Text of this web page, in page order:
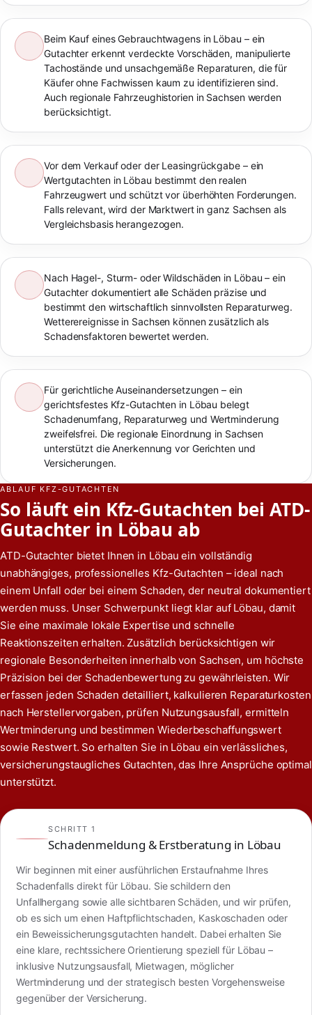
Beim Kauf eines Gebrauchtwagens in Löbau – ein
Gutachter erkennt verdeckte Vorschäden, manipulierte
Tachostände und unsachgemäße Reparaturen, die für
Käufer ohne Fachwissen kaum zu identifizieren sind.
Auch regionale Fahrzeughistorien in Sachsen werden
berücksichtigt.
Vor dem Verkauf oder der Leasingrückgabe – ein
Wertgutachten in Löbau bestimmt den realen
Fahrzeugwert und schützt vor überhöhten Forderungen.
Falls relevant, wird der Marktwert in ganz Sachsen als
Vergleichsbasis herangezogen.
Nach Hagel-, Sturm- oder Wildschäden in Löbau – ein
Gutachter dokumentiert alle Schäden präzise und
bestimmt den wirtschaftlich sinnvollsten Reparaturweg.
Wetterereignisse in Sachsen können zusätzlich als
Schadensfaktoren bewertet werden.
Für gerichtliche Auseinandersetzungen – ein
gerichtsfestes Kfz-Gutachten in Löbau belegt
Schadenumfang, Reparaturweg und Wertminderung
zweifelsfrei. Die regionale Einordnung in Sachsen
unterstützt die Anerkennung vor Gerichten und
Versicherungen.
ABLAUF KFZ-GUTACHTEN
So läuft ein Kfz-Gutachten bei ATD-
Gutachter in Löbau ab
ATD-Gutachter bietet Ihnen in Löbau ein vollständig
unabhängiges, professionelles Kfz-Gutachten – ideal nach
einem Unfall oder bei einem Schaden, der neutral dokumentiert
werden muss. Unser Schwerpunkt liegt klar auf Löbau, damit
Sie eine maximale lokale Expertise und schnelle
Reaktionszeiten erhalten. Zusätzlich berücksichtigen wir
regionale Besonderheiten innerhalb von Sachsen, um höchste
Präzision bei der Schadenbewertung zu gewährleisten. Wir
erfassen jeden Schaden detailliert, kalkulieren Reparaturkosten
nach Herstellervorgaben, prüfen Nutzungsausfall, ermitteln
Wertminderung und bestimmen Wiederbeschaffungswert
sowie Restwert. So erhalten Sie in Löbau ein verlässliches,
versicherungstaugliches Gutachten, das Ihre Ansprüche optimal
unterstützt.
SCHRITT 1
Schadenmeldung & Erstberatung in Löbau
Wir beginnen mit einer ausführlichen Erstaufnahme Ihres
Schadenfalls direkt für Löbau. Sie schildern den
Unfallhergang sowie alle sichtbaren Schäden, und wir prüfen,
ob es sich um einen Haftpflichtschaden, Kaskoschaden oder
ein Beweissicherungsgutachten handelt. Dabei erhalten Sie
eine klare, rechtssichere Orientierung speziell für Löbau –
inklusive Nutzungsausfall, Mietwagen, möglicher
Wertminderung und der strategisch besten Vorgehensweise
gegenüber der Versicherung.